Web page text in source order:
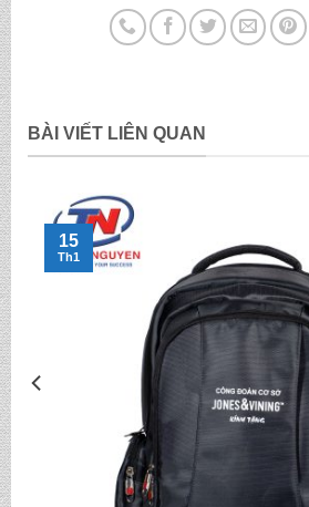
BÀI VIẾT LIÊN QUAN
15
Th1